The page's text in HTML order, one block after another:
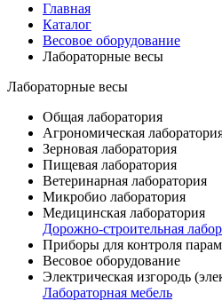
Главная
Каталог
Весовое оборудование
Лабораторные весы
Лабораторные весы
Общая лаборатория
Агрономическая
Зерновая лаборатория
Пищевая лаборатория
Ветеринарная лаборатория
Микробио лаборатория
Медицинская лаборатория
Дорожно-строительная
Приборы для контроля
Весовое оборудование
Электрическая изгородь
Лабораторная мебель